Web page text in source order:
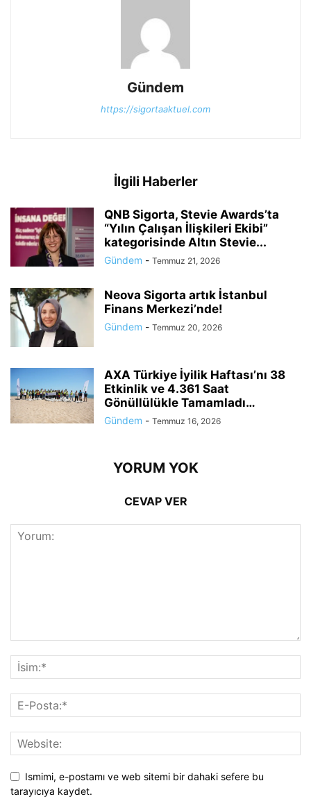
Gündem
https://sigortaaktuel.com
İlgili Haberler
QNB Sigorta, Stevie Awards’ta
“Yılın Çalışan İlişkileri Ekibi”
kategorisinde Altın Stevie...
Gündem - Temmuz 21, 2026
Neova Sigorta artık İstanbul
Finans Merkezi’nde!
Gündem - Temmuz 20, 2026
AXA Türkiye İyilik Haftası’nı 38
Etkinlik ve 4.361 Saat
Gönüllülükle Tamamladı…
Gündem - Temmuz 16, 2026
YORUM YOK
CEVAP VER
Ismimi, e-postamı ve web sitemi bir dahaki sefere bu
tarayıcıya kaydet.